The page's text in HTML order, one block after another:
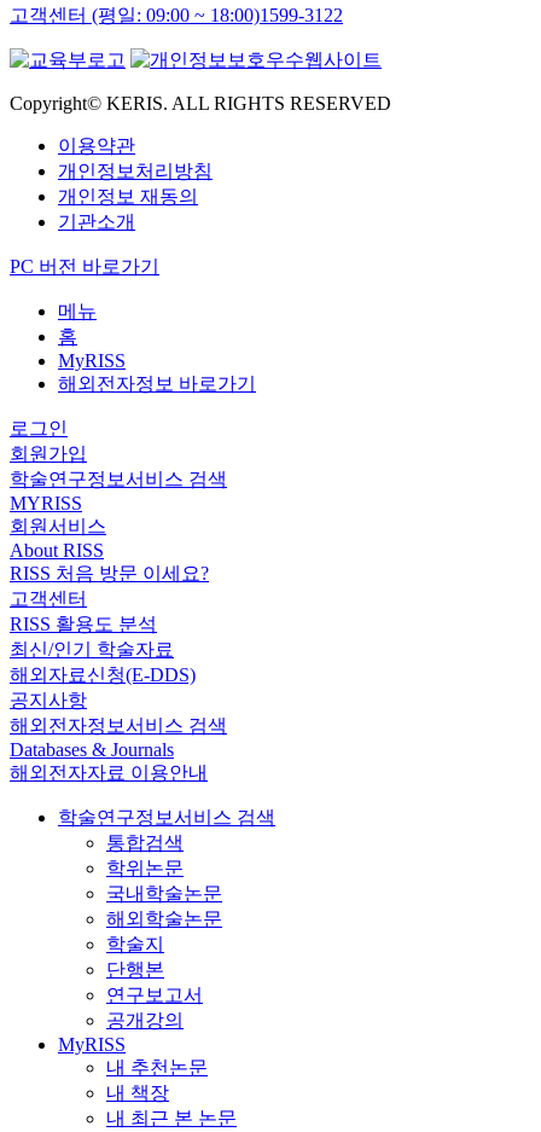
고객센터 (평일: 09:00 ~ 18:00)1599-3122
Copyright© KERIS. ALL RIGHTS RESERVED
이용약관
개인정보처리방침
개인정보 재동의
기관소개
PC 버전 바로가기
메뉴
홈
MyRISS
해외전자정보 바로가기
로그인
회원가입
학술연구정보서비스 검색
MYRISS
회원서비스
About RISS
RISS 처음 방문 이세요?
고객센터
RISS 활용도 분석
최신/인기 학술자료
해외자료신청(E-DDS)
공지사항
해외전자정보서비스 검색
Databases & Journals
해외전자자료 이용안내
학술연구정보서비스 검색
통합검색
학위논문
국내학술논문
해외학술논문
학술지
단행본
연구보고서
공개강의
MyRISS
내 추천논문
내 책장
내 최근 본 논문